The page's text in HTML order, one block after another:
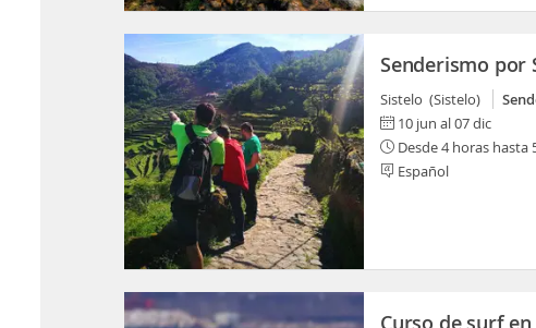
Senderismo por
Sistelo (Sistelo)
10 jun al 07 dic
Desde 4 horas hasta
Español
Curso de surf